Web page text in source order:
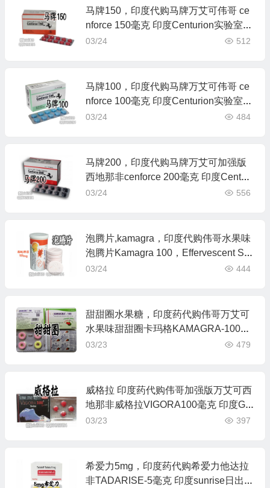
马牌150，印度代购马牌万艾可伟哥 ce
nforce 150毫克 印度Centurion实验室制
药
03/24 512
马牌100，印度代购马牌万艾可伟哥 ce
nforce 100毫克 印度Centurion实验室制
药
03/24 484
马牌200，印度代购马牌万艾可加强版
西地那非cenforce 200毫克 印度Centuri
on实验室制药
03/24 556
泡腾片,kamagra，印度代购伟哥水果味
泡腾片Kamagra 100，Effervescent Sil
denafil Citrate100毫克 印度Ajanta艾介
03/24 444
甜甜圈水果糖，印度药代购伟哥万艾可
水果味甜甜圈卡玛格KAMAGRA-100西
地那非100毫克 Ajanta艾介达制药
03/23 479
威格拉 印度药代购伟哥加强版万艾可西
地那非威格拉VIGORA100毫克 印度Ger
man制药
03/23 397
希爱力5mg，印度药代购希爱力他达拉
非TADARISE-5毫克 印度sunrise日出制